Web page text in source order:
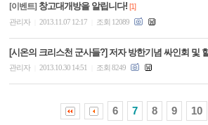
[이벤트] 창고대개방을 알립니다! [1]
관리자
2013.11.07 12:17 조회 12089
[시온의 크리스천 군사들?] 저자 방한기념 싸인회 및
관리자 2013.10.30 14:51 조회 8249
6 7 8 9 10